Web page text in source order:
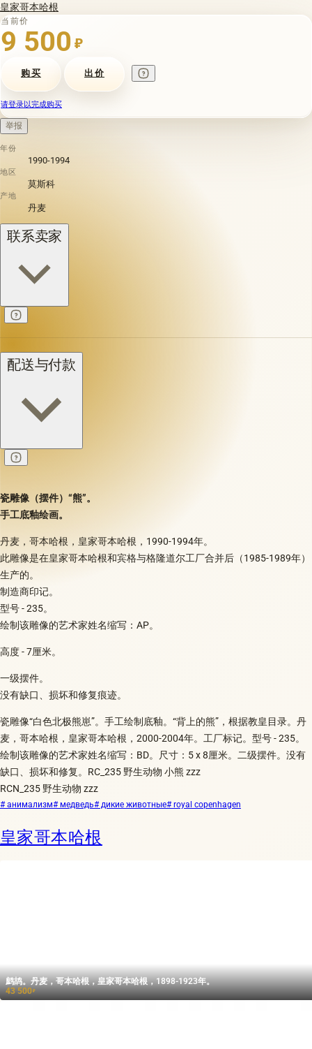
皇家哥本哈根
当前价
9 500 ₽
购买 出价
请登录以完成购买
举报
年份
1990-1994
地区
莫斯科
产地
丹麦
联系卖家
配送与付款
瓷雕像（摆件）“熊”。
手工底釉绘画。
丹麦，哥本哈根，皇家哥本哈根，1990-1994年。
此雕像是在皇家哥本哈根和宾格与格隆道尔工厂合并后（1985-1989年）
生产的。
制造商印记。
型号 - 235。
绘制该雕像的艺术家姓名缩写：AP。
高度 - 7厘米。
一级摆件。
没有缺口、损坏和修复痕迹。
瓷雕像“白色北极熊崽”。手工绘制底釉。“背上的熊”，根据教皇目录。丹
麦，哥本哈根，皇家哥本哈根，2000-2004年。工厂标记。型号 - 235。
绘制该雕像的艺术家姓名缩写：BD。尺寸：5 x 8厘米。二级摆件。没有
缺口、损坏和修复。RC_235 野生动物 小熊 zzz
RCN_235 野生动物 zzz
# анимализм# медведь# дикие животные# royal copenhagen
皇家哥本哈根
鹧鸪。丹麦，哥本哈根，皇家哥本哈根，1898-1923年。
43 500₽